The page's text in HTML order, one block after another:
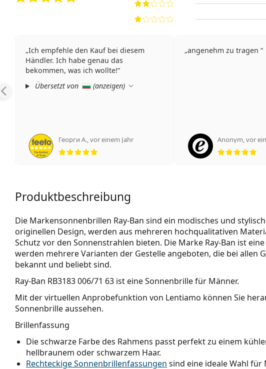
Ich empfehle den Kauf bei diesem
Händler. Ich habe genau das
bekommen, was ich wollte!
Übersetzt von
(anzeigen)
Георги А.,vor einem Jahr
Bewertung 5 aus 5
angenehm zu tragen
Anonym,vor
Produktbeschreibung
Die Markensonnenbrillen Ray-Ban sind ein modisches und
originellen Design, werden aus mehreren hochqualitativen
Schutz vor den Sonnenstrahlen bieten. Die Marke Ray-Ban ist
werden mehrere Varianten der Gestelle angeboten, die bei allen
bekannt und beliebt sind.
Ray-Ban RB3183 006/71 63 ist eine Sonnenbrille für Männer.
Mit der virtuellen Anprobefunktion von Lentiamo können Sie
Sonnenbrille aussehen.
Brillenfassung
Die schwarze Farbe des Rahmens passt perfekt zu einem
hellbraunem oder schwarzem Haar.
Rechteckige Sonnenbrillenfassungen sind eine ideale Wahl